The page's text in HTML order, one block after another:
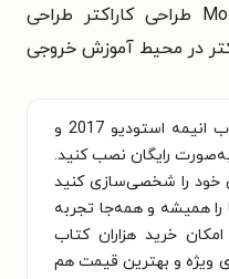
روش کار با پنجره Motion Graph طراحی کاراکتر طراحی
در محیط آموزش خروجی
برای تجربه‌ای بهتر در دانلود کتاب انیمه استودیو 2017 و
رایگان نصب کنید.
خود را شخصی‌سازی کنید
همیشه و همه‌جا تجربه
خرید هزاران کتاب
ویژه و بهترین قیمت هم